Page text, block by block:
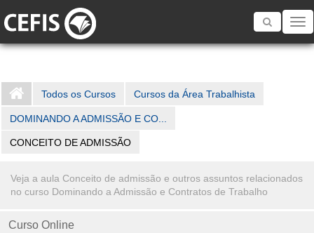
Toggle
Todos os Cursos Cursos da Área Trabalhista
DOMINANDO A ADMISSÃO E CO...
CONCEITO DE ADMISSÃO
Veja a aula Conceito de admissão e outros assuntos relacionados
no curso Dominando a Admissão e Contratos de Trabalho
Curso Online